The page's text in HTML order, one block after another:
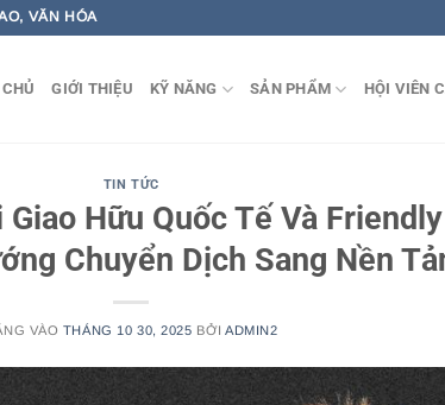
VĂN HÓA
GIỚI THIỆU KỸ NĂNG SẢN PHẨM HỘI VIÊN
TIN TỨC
Giao Hữu Quốc Tế Và
Chuyển Dịch Sang Nền
VÀO THÁNG 10 30, 2025 BỞIADMIN2